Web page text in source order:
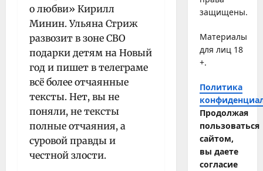
о любви» Кирилл
Минин. Ульяна Стриж
развозит в зоне СВО
подарки детям на Новый
год и пишет в телеграме
всё более отчаянные
тексты. Нет, вы не
поняли, не тексты
полные отчаяния, а
суровой правды и
честной злости.
защищены.
Материалы
для лиц 18
+.
Политика
Продолжая
пользоваться
сайтом,
вы даете
согласие